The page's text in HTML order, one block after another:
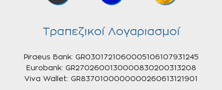
Τραπεζικοί Λογαριασμοί
Piraeus Bank: GR0301721060005106107931245
Eurobank: GR2702600130000830200313208
Viva Wallet: GR8370100000000260613121901